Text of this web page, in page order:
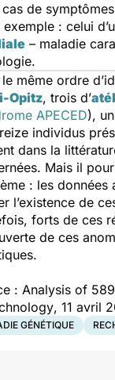
de
exemple : celui
– maladie
le même ordre
Opitz, trois d’
APECED),
individus
dans la
Mais il
: les données
l’existence de
forts de ces
de ces
: Analysis of
, 11 avril
GÉNÉTIQUE